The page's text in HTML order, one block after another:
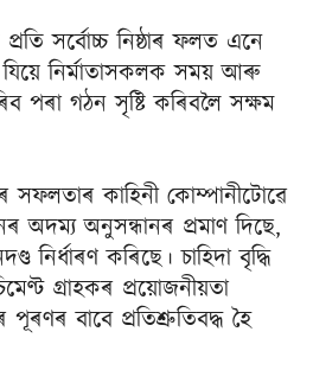
প্ৰতি সৰ্বোচ্চ নিষ্ঠাৰ ফলত এনে
যিয়ে নিৰ্মাতাসকলক সময় আৰু
পৰা গঠন সৃষ্টি কৰিবলৈ সক্ষম
সফলতাৰ কাহিনী কোম্পানীটোৱে
অনুসন্ধানৰ প্ৰমাণ দিছে,
নিৰ্ধাৰণ কৰিছে। চাহিদা বৃদ্ধি
গ্ৰাহকৰ প্ৰয়োজনীয়তা
বাবে প্ৰতিশ্ৰুতিবদ্ধ হৈ